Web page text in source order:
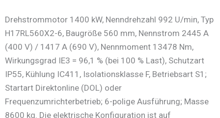
Drehstrommotor 1400 kW, Nenndrehzahl 992 U/min, Typ
H17RL560X2-6, Baugröße 560 mm, Nennstrom 2445 A
(400 V) / 1417 A (690 V), Nennmoment 13478 Nm,
Wirkungsgrad IE3 = 96,1 % (bei 100 % Last), Schutzart
IP55, Kühlung IC411, Isolationsklasse F, Betriebsart S1;
Startart Direktonline (DOL) oder
Frequenzumrichterbetrieb; 6-polige Ausführung; Masse
8600 kg. Die elektrische Konfiguration ist auf